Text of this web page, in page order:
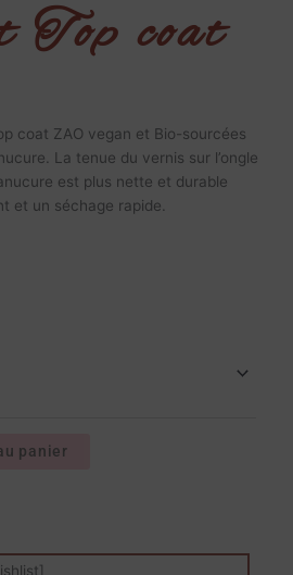
Top coat
coat ZAO vegan et Bio-sourcées
La tenue du vernis sur l’ongle
est plus nette et durable
et un séchage rapide.
panier